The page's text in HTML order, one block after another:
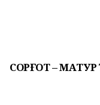
СОРҒОТ –